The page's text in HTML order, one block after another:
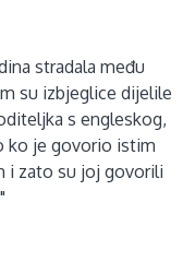
stradala među
su izbjeglice dijelile
s engleskog,
ko je govorio istim
i zato su joj govorili